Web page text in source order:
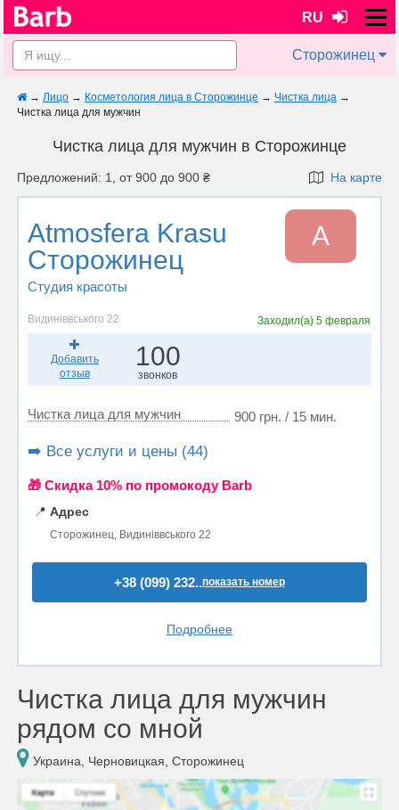
RU
Сторожинец
→ Лицо → Косметология лица в Сторожинце → Чистка лица →
Чистка лица для мужчин
Чистка лица для мужчин в Сторожинце
Предложений: 1, от 900 до 900 ₴ На карте
Atmosfera Krasu
Сторожинец
Студия красоты
A
Видиніввського 22 Заходил(а)5 февраля
Добавить
отзыв
100
звонков
Чистка лица для мужчин 900 грн. / 15 мин.
➡️ Все услуги и цены (44)
🎁 Cкидка 10% по промокоду Barb
📍 Адрес
Сторожинец, Видиніввського 22
+38 (099) 232..показать номер
Подробнее
Чистка лица для мужчин
рядом со мной
Украина, Черновицкая, Сторожинец